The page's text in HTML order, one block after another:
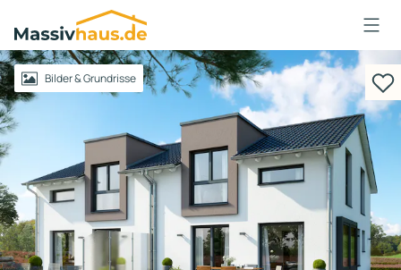
Massivhaus
Logo
AnmeldenBilder & Grundrisse